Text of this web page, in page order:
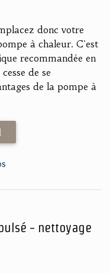
donc votre
à chaleur. C'est
recommandée en
de se
de la pompe à
- nettoyage